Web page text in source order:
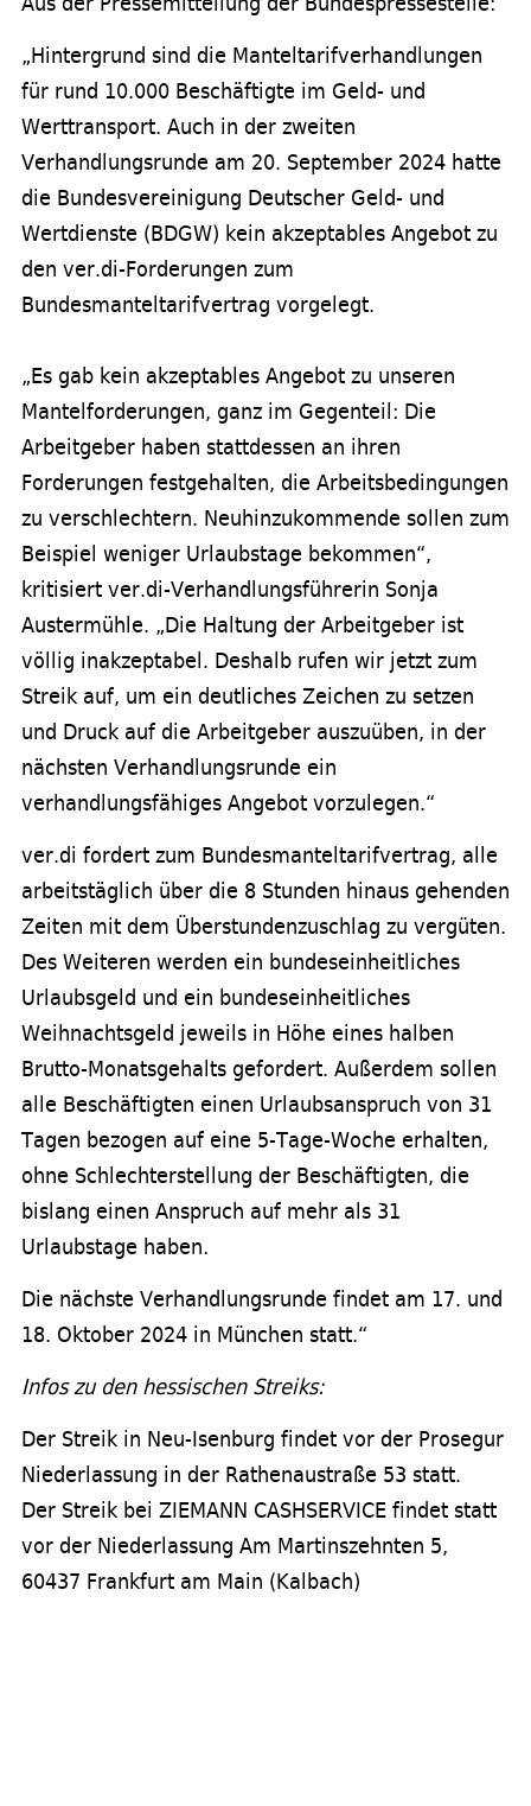
„Hintergrund sind die Manteltarifverhandlungen
für rund 10.000 Beschäftigte im Geld- und
Werttransport. Auch in der zweiten
Verhandlungsrunde am 20. September 2024 hatte
die Bundesvereinigung Deutscher Geld- und
Wertdienste (BDGW) kein akzeptables Angebot zu
den ver.di-Forderungen zum
Bundesmanteltarifvertrag vorgelegt.
„Es gab kein akzeptables Angebot zu unseren
Mantelforderungen, ganz im Gegenteil: Die
Arbeitgeber haben stattdessen an ihren
Forderungen festgehalten, die Arbeitsbedingungen
zu verschlechtern. Neuhinzukommende sollen zum
Beispiel weniger Urlaubstage bekommen“,
kritisiert ver.di-Verhandlungsführerin Sonja
Austermühle. „Die Haltung der Arbeitgeber ist
völlig inakzeptabel. Deshalb rufen wir jetzt zum
Streik auf, um ein deutliches Zeichen zu setzen
und Druck auf die Arbeitgeber auszuüben, in der
nächsten Verhandlungsrunde ein
verhandlungsfähiges Angebot vorzulegen.“
ver.di fordert zum Bundesmanteltarifvertrag, alle
arbeitstäglich über die 8 Stunden hinaus gehenden
Zeiten mit dem Überstundenzuschlag zu vergüten.
Des Weiteren werden ein bundeseinheitliches
Urlaubsgeld und ein bundeseinheitliches
Weihnachtsgeld jeweils in Höhe eines halben
Brutto-Monatsgehalts gefordert. Außerdem sollen
alle Beschäftigten einen Urlaubsanspruch von 31
Tagen bezogen auf eine 5-Tage-Woche erhalten,
ohne Schlechterstellung der Beschäftigten, die
bislang einen Anspruch auf mehr als 31
Urlaubstage haben.
Die nächste Verhandlungsrunde findet am 17. und
18. Oktober 2024 in München statt.“
Infos zu den hessischen Streiks:
Der Streik in Neu-Isenburg findet vor der Prosegur
Niederlassung in der Rathenaustraße 53 statt.
Der Streik bei ZIEMANN CASHSERVICE findet statt
vor der Niederlassung Am Martinszehnten 5,
60437 Frankfurt am Main (Kalbach)